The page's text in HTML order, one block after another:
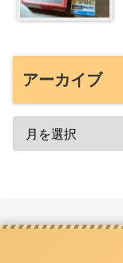
アーカイブ